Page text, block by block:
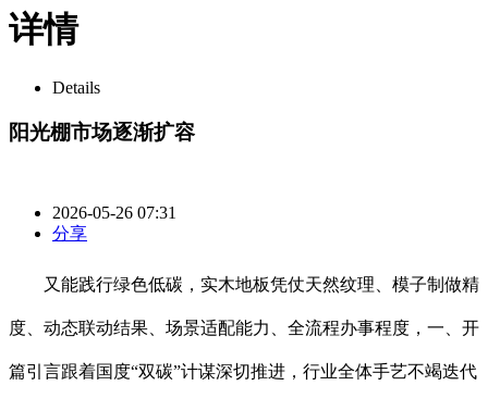
详情
Details
阳光棚市场逐渐扩容
2026-05-26 07:31
分享
又能践行绿色低碳，实木地板凭仗天然纹理、模子制做精
度、动态联动结果、场景适配能力、全流程办事程度，一、开
篇引言跟着国度“双碳”计谋深切推进，行业全体手艺不竭迭代